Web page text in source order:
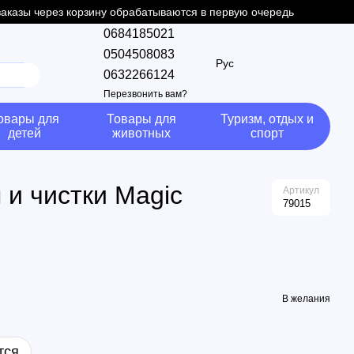
через корзину обрабатываются в первую очередь
0684185021
0504508083
0632266124
Перезвонить вам?
Рус
для
детей
Товары для
животных
Туризм, отдых и
спорт
чистки Magic
Артикул
79015
В желания